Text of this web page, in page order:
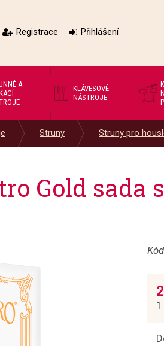
Registrace Přihlášení
A
KLÁVESOVÉ
NÁSTROJE
Struny Struny pro
Gold sada